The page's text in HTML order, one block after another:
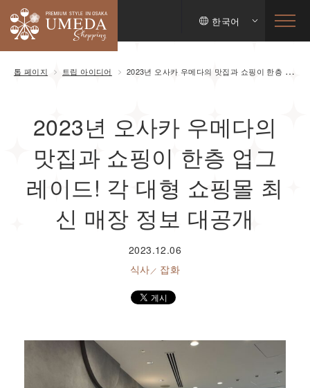
한국어
톱 페이지 트립 아이디어 2023년 오사카 우메다의 맛집과 쇼핑이 한층 업그레이드! 각 대형 쇼핑몰 최신 매장 정보 대공개
2023년 오사카 우메다의
맛집과 쇼핑이 한층 업그
레이드! 각 대형 쇼핑몰 최
신 매장 정보 대공개
2023.12.06
식사
잡화